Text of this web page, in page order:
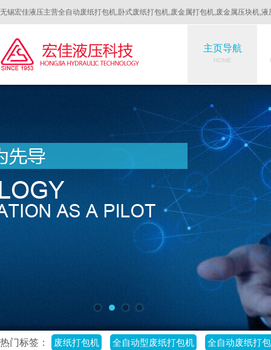
无锡宏佳液压主营全自动废纸打包机,卧式废纸打包机,废金属打包机,废金属压块机,液
主页导航
HOME
热门标签： 废纸打包机 全自动型废纸打包机 全自动废纸打